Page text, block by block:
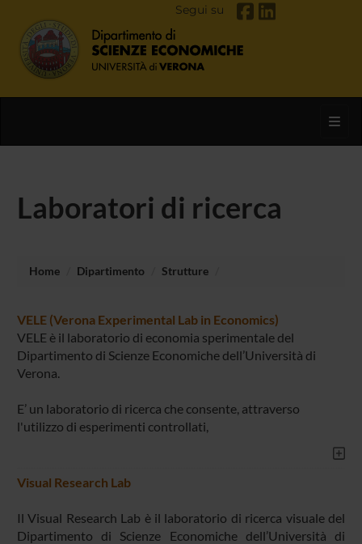
Segui su
Laboratori di ricerca
Home Dipartimento Strutture
VELE (Verona Experimental Lab in Economics)
VELE è il laboratorio di economia sperimentale del
Dipartimento di Scienze Economiche dell’Università di
Verona.
E’ un laboratorio di ricerca che consente, attraverso
l'utilizzo di esperimenti controllati,
Visual Research Lab
Il Visual Research Lab è il laboratorio di ricerca visuale del
Dipartimento di Scienze Economiche dell’Università di